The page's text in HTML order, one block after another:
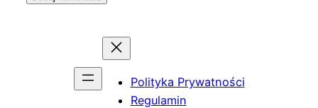
Polityka Prywatności
Regulamin